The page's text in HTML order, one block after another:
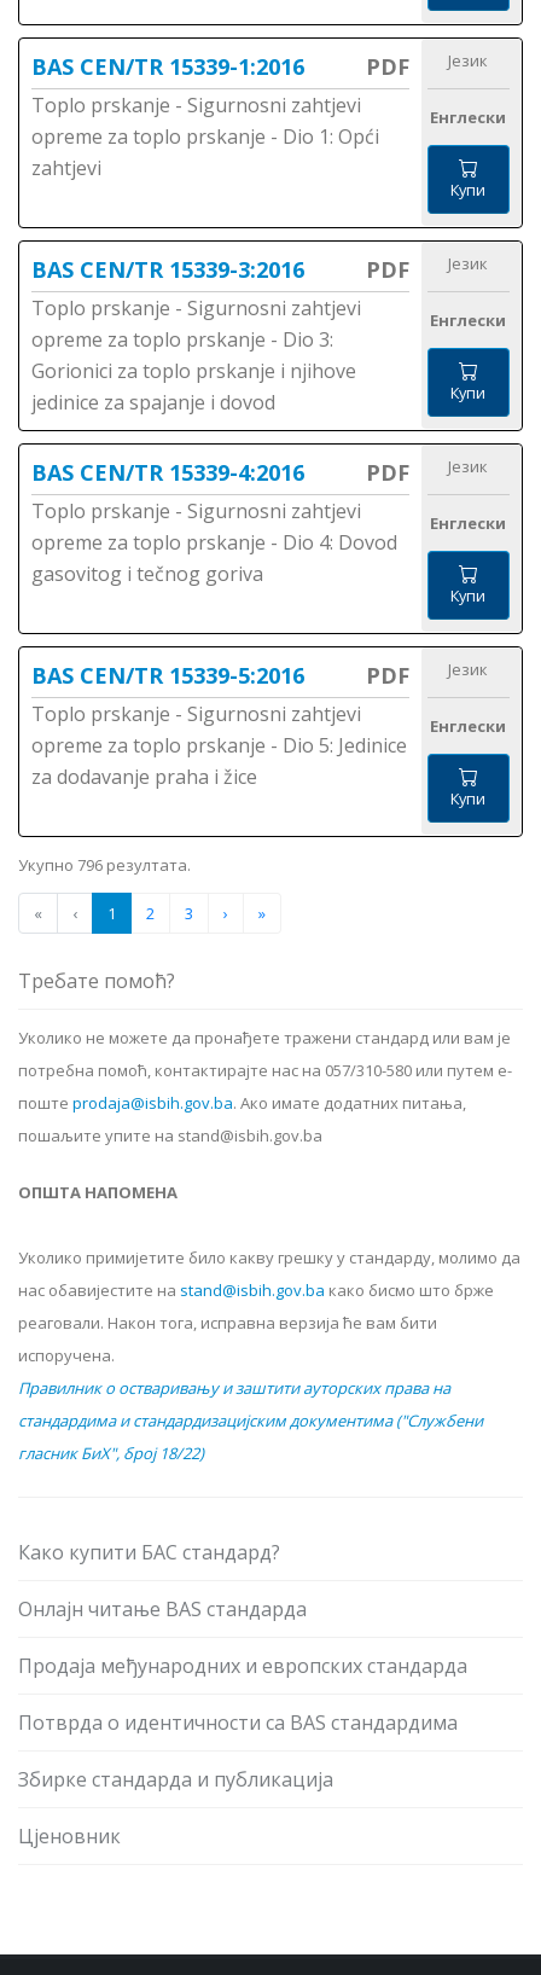
BAS CEN/TR 15339-1:2016 PDF
Toplo prskanje - Sigurnosni zahtjevi
opreme za toplo prskanje - Dio 1: Opći
zahtjevi
Језик
Енглески
Купи
BAS CEN/TR 15339-3:2016 PDF
Toplo prskanje - Sigurnosni zahtjevi
opreme za toplo prskanje - Dio 3:
Gorionici za toplo prskanje i njihove
jedinice za spajanje i dovod
Језик
Енглески
Купи
BAS CEN/TR 15339-4:2016 PDF
Toplo prskanje - Sigurnosni zahtjevi
opreme za toplo prskanje - Dio 4: Dovod
gasovitog i tečnog goriva
Језик
Енглески
Купи
BAS CEN/TR 15339-5:2016 PDF
Toplo prskanje - Sigurnosni zahtjevi
opreme za toplo prskanje - Dio 5: Jedinice
za dodavanje praha i žice
Језик
Енглески
Купи
Укупно 796 резултата.
« ‹ 1 2 3 › »
Требате помоћ?
Уколико не можете да пронађете тражени стандард или вам је
потребна помоћ, контактирајте нас на 057/310-580 или путем е-
поште prodaja@isbih.gov.ba. Ако имате додатних питања,
пошаљите упите на stand@isbih.gov.ba
ОПШТА НАПОМЕНА
Уколико примијетите било какву грешку у стандарду, молимо да
нас обавијестите на stand@isbih.gov.ba како бисмо што брже
реаговали. Након тога, исправна верзија ће вам бити
испоручена.
Правилник о остваривању и заштити ауторских права на
стандардима и стандардизацијским документима ("Службени
гласник БиХ", број 18/22)
Како купити БАС стандард?
Онлајн читање BAS стандарда
Продаја међународних и европских стандарда
Потврда о идентичности са BAS стандардима
Збирке стандарда и публикација
Цјеновник